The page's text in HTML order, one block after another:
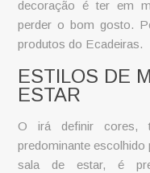
decoração é ter em
perder o bom gosto.
produtos do Ecadeiras.
ESTILOS DE
ESTAR
O irá definir cores,
predominante
sala de estar, é